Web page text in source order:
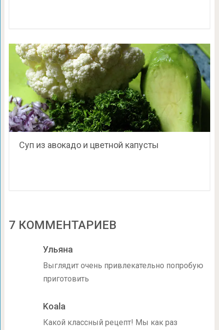
Суп из авокадо и цветной капусты
7 КОММЕНТАРИЕВ
Ульяна
Выглядит очень привлекательно попробую
приготовить
Koala
Какой классный рецепт! Мы как раз